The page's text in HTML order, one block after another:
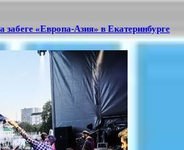
«Европа-Азия» в Екатеринбурге